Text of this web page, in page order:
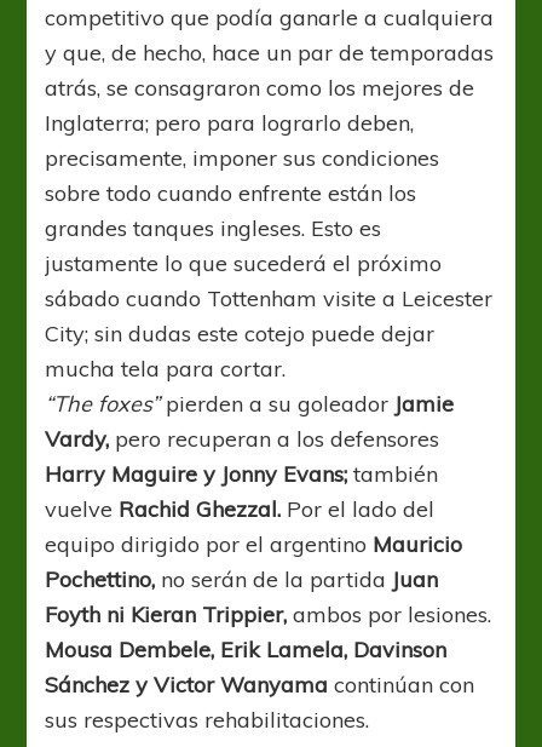
competitivo que podía ganarle a cualquiera
y que, de hecho, hace un par de temporadas
atrás, se consagraron como los mejores de
Inglaterra; pero para lograrlo deben,
precisamente, imponer sus condiciones
sobre todo cuando enfrente están los
grandes tanques ingleses. Esto es
justamente lo que sucederá el próximo
sábado cuando Tottenham visite a Leicester
City; sin dudas este cotejo puede dejar
mucha tela para cortar.
“The foxes”pierden a su goleador Jamie
Vardy, pero recuperan a los defensores
Harry Maguire y Jonny Evans; también
vuelve Rachid Ghezzal. Por el lado del
equipo dirigido por el argentino Mauricio
Pochettino, no serán de la partida Juan
Foyth ni Kieran Trippier, ambos por lesiones.
Mousa Dembele, Erik Lamela, Davinson
Sánchez y Victor Wanyama continúan con
sus respectivas rehabilitaciones.